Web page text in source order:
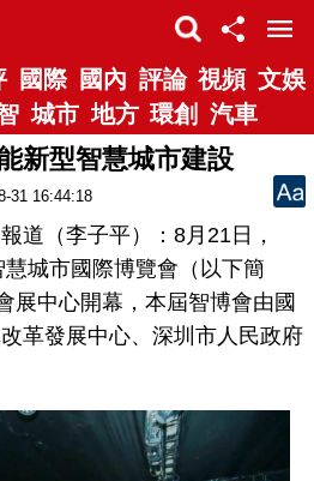
國際 國內 評論 視頻 文娛
城市 地方 環創 汽車
新型智慧城市建設
31 16:44:18
（李子平）：8月21日，
城市國際博覽會（以下簡
展中心開幕，本屆智博會由國
革發展中心、深圳市人民政府